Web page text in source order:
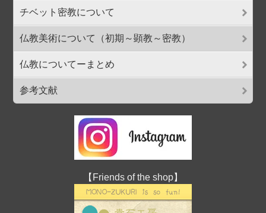
チベット密教について
仏教美術について（初期～顕教～密教）
仏教についてーまとめ
参考文献
【Friends of the shop】